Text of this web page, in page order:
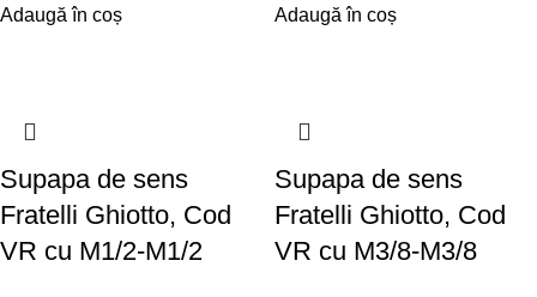
Adaugă în coș
Adaugă în coș
Supapa de sens
Fratelli Ghiotto, Cod
VR cu M1/2-M1/2
Supapa de sens
Fratelli Ghiotto, Cod
VR cu M3/8-M3/8